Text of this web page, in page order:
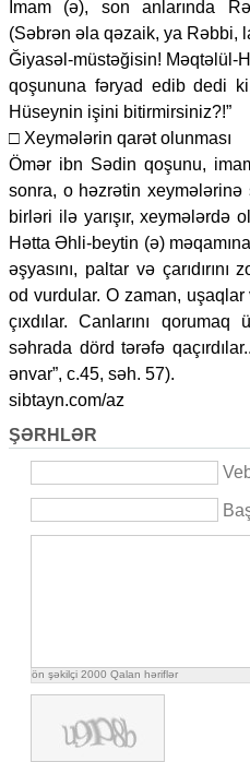
İmam (ə), son anlarında
(Səbrən əla qəzaik, ya Rəbbi,
Ğiyasəl-müstəğisin! Məqtəlül-
qoşununa fəryad edib dedi
Hüseynin işini bitirmirsiniz?!”
□ Xeymələrin qarət olunması
Ömər ibn Sədin qoşunu,
sonra, o həzrətin
birləri ilə yarışır, xeymələrdə
Hətta Əhli-beytin (ə)
əşyasını, paltar və çarıdırını
od vurdular. O zaman,
çıxdılar. Canlarını
səhrada dörd tərəfə
ənvar”, c.45, səh. 57).
sibtayn.com/az
ŞƏRHLƏR
ön şəkilçi 2000 Qalan həriflər